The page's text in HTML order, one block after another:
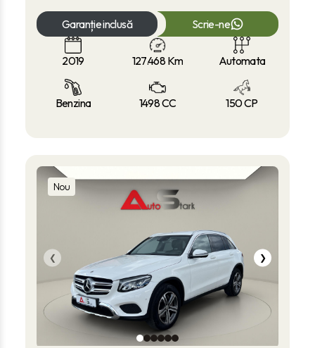
Garanție inclusă Scrie-ne
2019 127.468Km Automata
Benzina 1498 CC 150 CP
❮ ❯
Nou